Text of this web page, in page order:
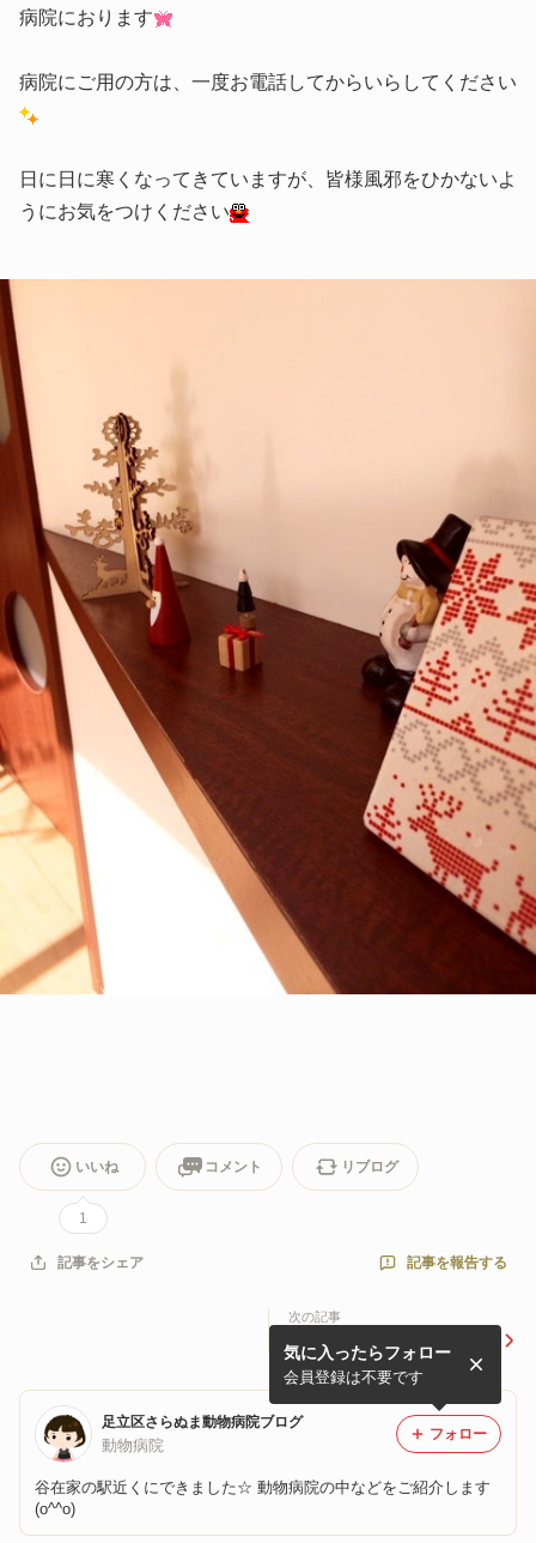
病院におります
病院にご用の方は、一度お電話してからいらしてください
日に日に寒くなってきていますが、皆様風邪をひかないよ
うにお気をつけください
いいね
1
コメント リブログ
記事をシェア 記事を報告する
次の記事
足立区さらぬま動物病院ブログ
動物病院
谷在家の駅近くにできました☆ 動物病院の中などをご紹介します
(o^^o)
気に入ったらフォロー
会員登録は不要です
フォロー